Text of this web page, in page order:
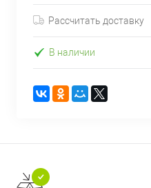
Рассчитать доставку
В наличии